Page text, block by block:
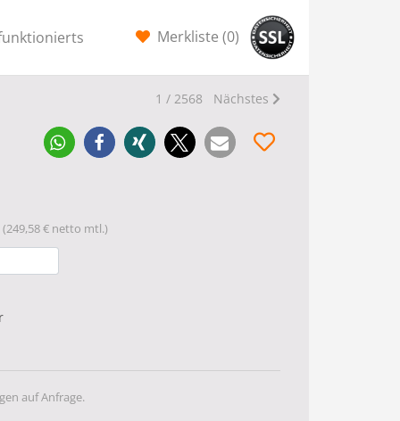
Merkliste (0)
1 / 2568 Nächstes
(249,58 € netto mtl.)
auf Anfrage.